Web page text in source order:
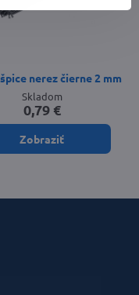
špice nerez čierne 2 mm
Skladom
0,79 €
Zobraziť